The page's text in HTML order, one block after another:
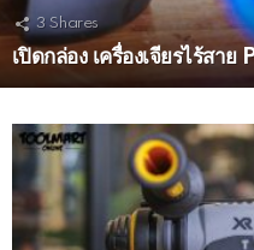
3 Shares
เปิดกล่อง เครื่องเจียรไร้ส
MORE
STORIES